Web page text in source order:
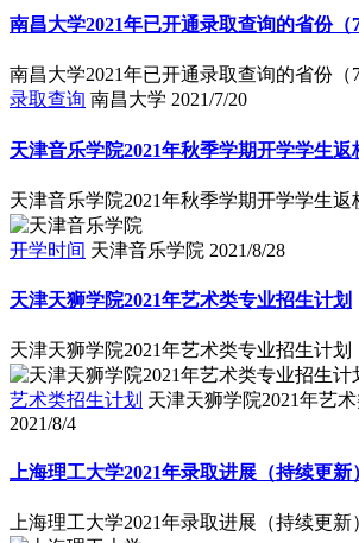
南昌大学2021年已开通录取查询的省份（7
南昌大学2021年已开通录取查询的省份（7
录取查询 南昌大学 2021/7/20
天津音乐学院2021年秋季学期开学学生返
天津音乐学院2021年秋季学期开学学生返
开学时间 天津音乐学院 2021/8/28
天津天狮学院2021年艺术类专业招生计划
天津天狮学院2021年艺术类专业招生计划
艺术类招生计划 天津天狮学院2021年艺
2021/8/4
上海理工大学2021年录取进展（持续更新
上海理工大学2021年录取进展（持续更新